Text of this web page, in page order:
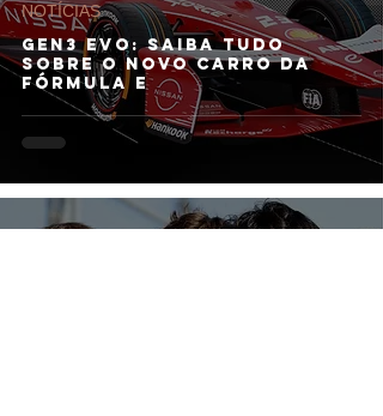
GEN3 EVO: Saiba tudo
sobre o novo carro da
Fórmula E
NOTÍCIAS